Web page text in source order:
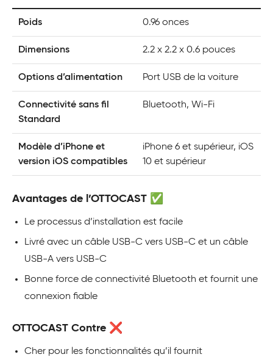
Poids 0.96 onces
Dimensions 2.2 x 2.2 x 0.6 pouces
Options d’alimentation Port USB de la voiture
Connectivité sans fil
Standard
Bluetooth, Wi-Fi
Modèle d’iPhone et
version iOS compatibles
iPhone 6 et supérieur, iOS
10 et supérieur
Avantages de l’OTTOCAST ✅
Le processus d’installation est facile
Livré avec un câble USB-C vers USB-C et un câble
USB-A vers USB-C
Bonne force de connectivité Bluetooth et fournit une
connexion fiable
OTTOCAST Contre ❌
Cher pour les fonctionnalités qu’il fournit